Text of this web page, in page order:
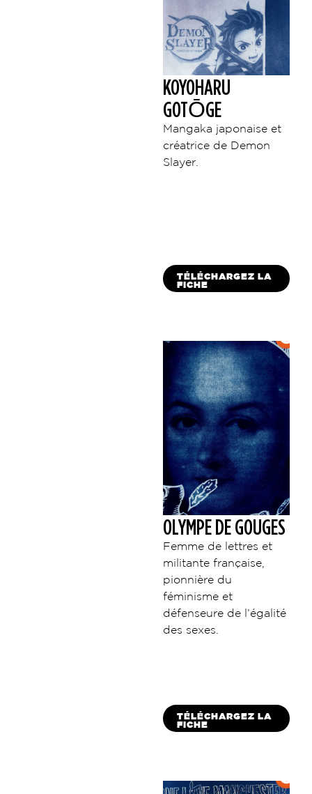
KOYOHARU
GOTŌGE
Mangaka japonaise et
créatrice de Demon
Slayer.
TÉLÉCHARGEZ LA
FICHE
OLYMPE DE GOUGES
Femme de lettres et
militante française,
pionnière du
féminisme et
défenseure de l’égalité
des sexes.
TÉLÉCHARGEZ LA
FICHE